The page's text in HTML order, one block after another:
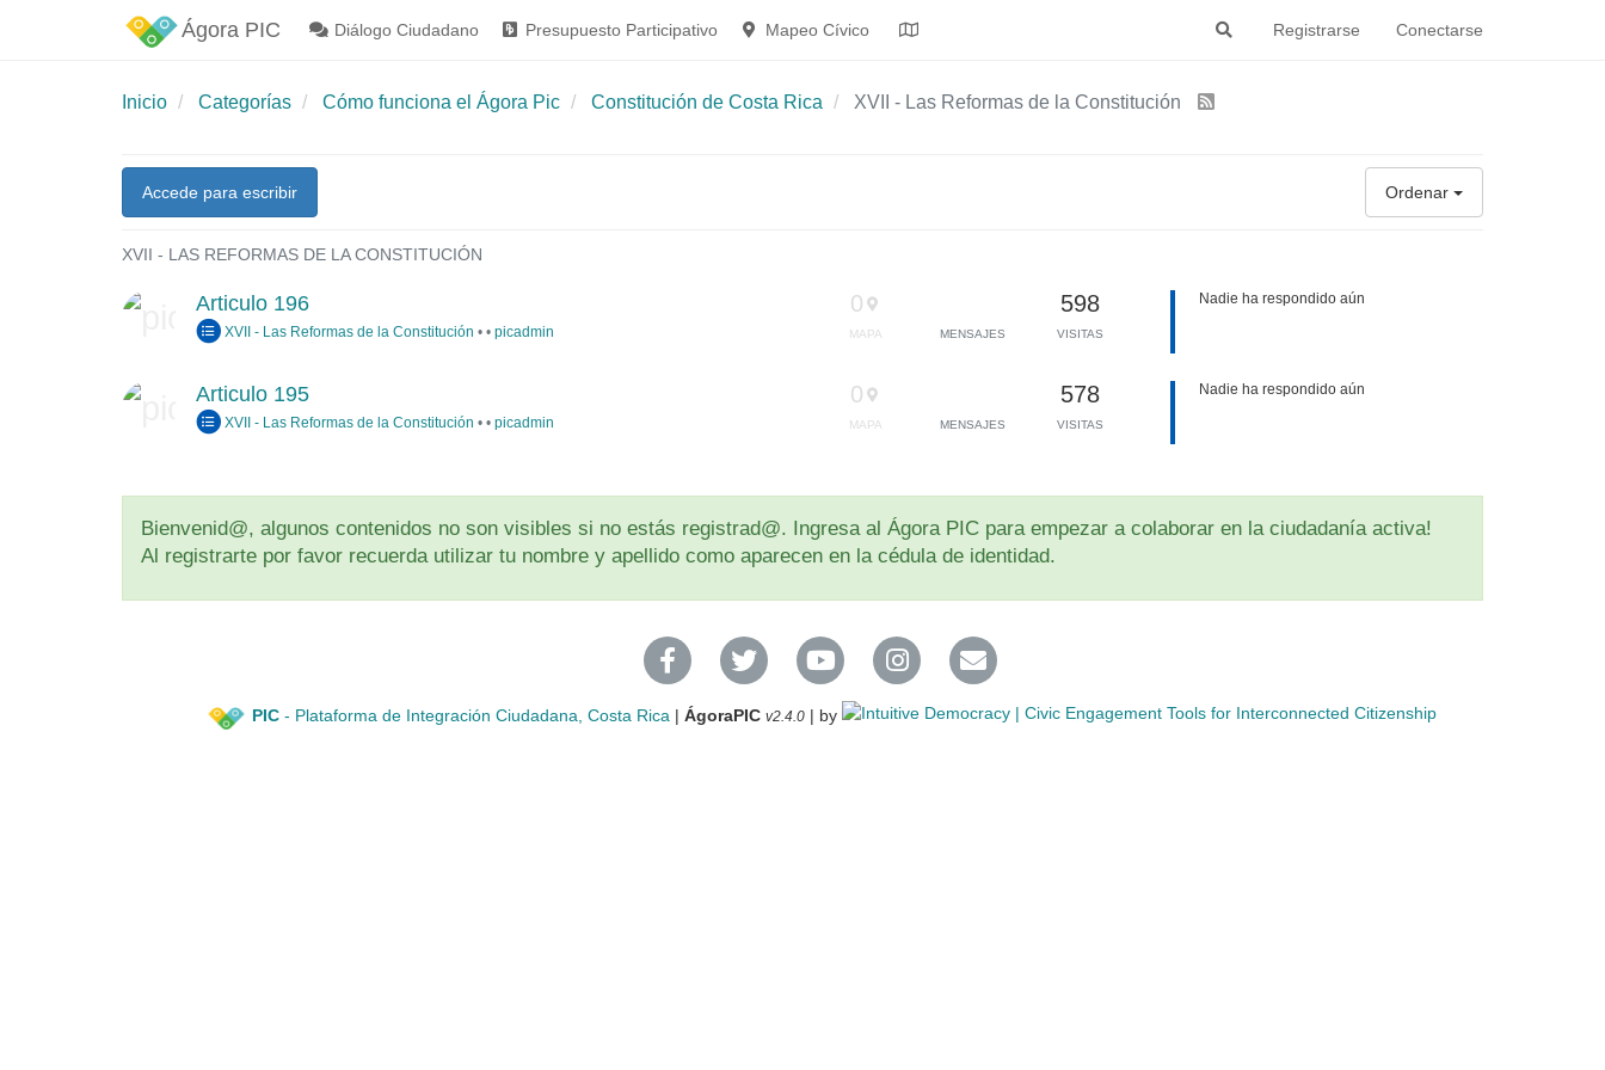
Ágora PIC Registrarse Conectarse
Diálogo Ciudadano Presupuesto Participativo Mapeo Cívico
Inicio Categorías Cómo funciona el Ágora Pic Constitución de Costa Rica XVII - Las Reformas de la Constitución
Accede para escribir Ordenar
XVII - LAS REFORMAS DE LA CONSTITUCIÓN
Articulo 196
XVII - Las Reformas de la Constitución ••picadmin
0
MAPA MENSAJES
598
VISITAS
Nadie ha respondido aún
Articulo 195
XVII - Las Reformas de la Constitución ••picadmin
0
MAPA MENSAJES
578
VISITAS
Nadie ha respondido aún
Bienvenid@, algunos contenidos no son visibles si no estás registrad@. Ingresa al Ágora PIC para empezar a colaborar en la ciudadanía activa!
Al registrarte por favor recuerda utilizar tu nombre y apellido como aparecen en la cédula de identidad.
PIC- Plataforma de Integración Ciudadana, Costa Rica| ÁgoraPIC v2.4.0| by